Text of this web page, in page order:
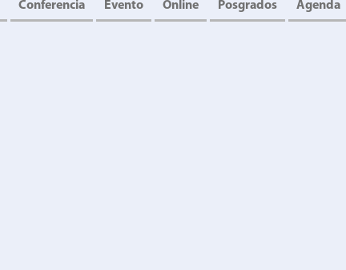
Conferencia Evento Online Posgrados Agenda